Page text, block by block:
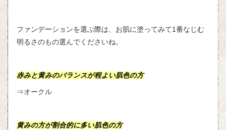
ファンデーションを選ぶ際は、お肌に塗ってみて1番なじむ
明るさのもの選んでくださいね。
赤みと黄みのバランスが程よい肌色の方
⇒オークル
黄みの方が割合的に多い肌色の方